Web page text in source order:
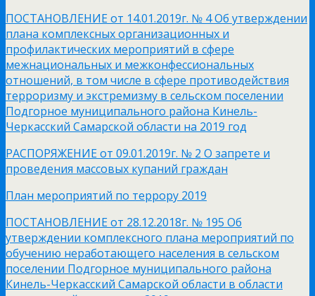
ПОСТАНОВЛЕНИЕ от 14.01.2019г. № 4 Об утверждении
плана комплексных организационных и
профилактических мероприятий в сфере
межнациональных и межконфессиональных
отношений, в том числе в сфере противодействия
терроризму и экстремизму в сельском поселении
Подгорное муниципального района Кинель-
Черкасский Самарской области на 2019 год
РАСПОРЯЖЕНИЕ от 09.01.2019г. № 2 О запрете и
проведения массовых купаний граждан
План мероприятий по террору 2019
ПОСТАНОВЛЕНИЕ от 28.12.2018г. № 195 Об
утверждении комплексного плана мероприятий по
обучению неработающего населения в сельском
поселении Подгорное муниципального района
Кинель-Черкасский Самарской области в области